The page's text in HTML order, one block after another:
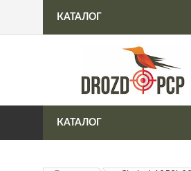
Интернет-магазин
КАТАЛОГ
КАТАЛОГ